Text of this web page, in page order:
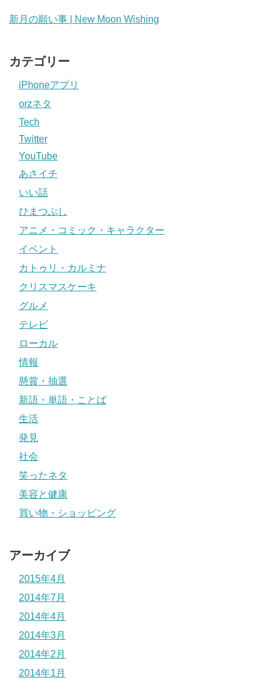
新月の願い事 | New Moon Wishing
カテゴリー
iPhoneアプリ
orzネタ
Tech
Twitter
YouTube
あさイチ
いい話
ひまつぶし
アニメ・コミック・キャラクター
イベント
カトゥリ・カルミナ
クリスマスケーキ
グルメ
テレビ
ローカル
情報
懸賞・抽選
新語・単語・ことば
生活
発見
社会
笑ったネタ
美容と健康
買い物・ショッピング
アーカイブ
2015年4月
2014年7月
2014年4月
2014年3月
2014年2月
2014年1月